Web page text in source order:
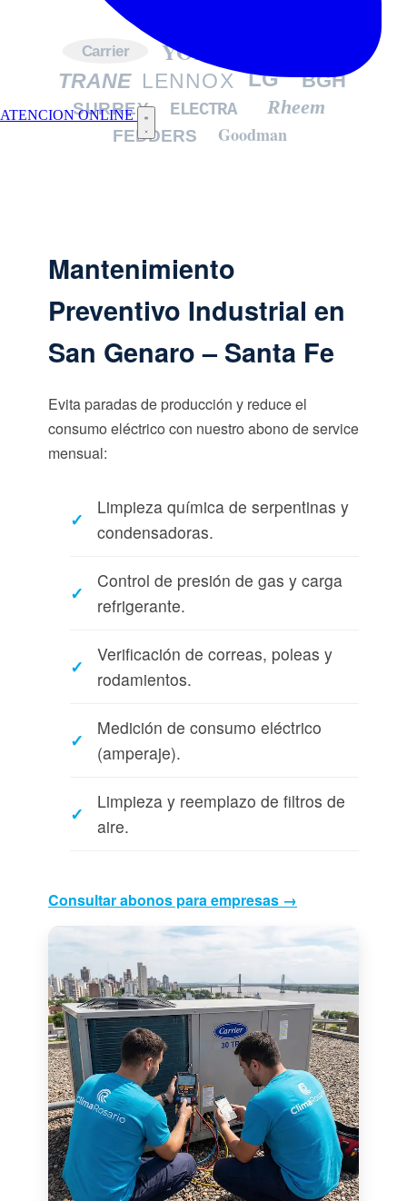
ATENCION ONLINE
Carrier YORK
TRANE LENNOX LG BGH
SURREY ELECTRA Rheem
FEDDERS Goodman
Mantenimiento
Preventivo Industrial en
San Genaro – Santa Fe
Evita paradas de producción y reduce el
consumo eléctrico con nuestro abono de service
mensual:
Limpieza química de serpentinas y
condensadoras.
Control de presión de gas y carga
refrigerante.
Verificación de correas, poleas y
rodamientos.
Medición de consumo eléctrico
(amperaje).
Limpieza y reemplazo de filtros de
aire.
Consultar abonos para empresas →